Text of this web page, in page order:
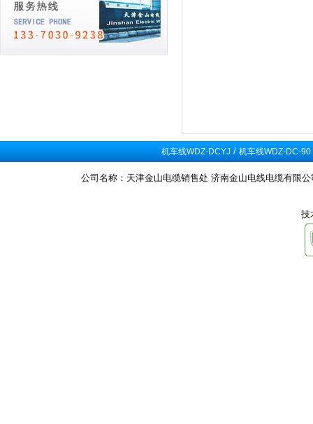
机车线WDZ-DCYJ / 机车线WDZ-DC-90
公司名称：天津金山电缆销售处 济南金山电线电缆有限
技